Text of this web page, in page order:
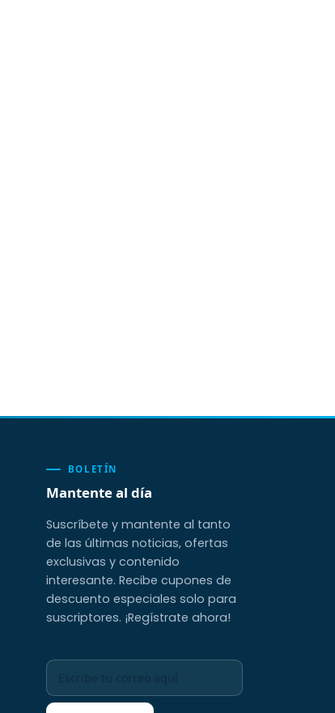
BOLETÍN
Mantente al día
Suscríbete y mantente al tanto
de las últimas noticias, ofertas
exclusivas y contenido
interesante. Recibe cupones de
descuento especiales solo para
suscriptores. ¡Regístrate ahora!